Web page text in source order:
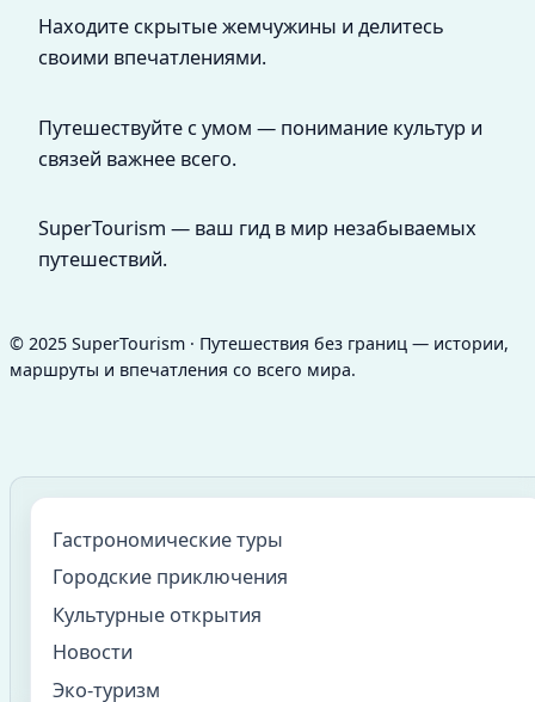
Находите скрытые жемчужины и делитесь
своими впечатлениями.
Путешествуйте с умом — понимание культур и
связей важнее всего.
SuperTourism — ваш гид в мир незабываемых
путешествий.
© 2025 SuperTourism · Путешествия без границ — истории,
маршруты и впечатления со всего мира.
Гастрономические туры
Городские приключения
Культурные открытия
Новости
Эко-туризм